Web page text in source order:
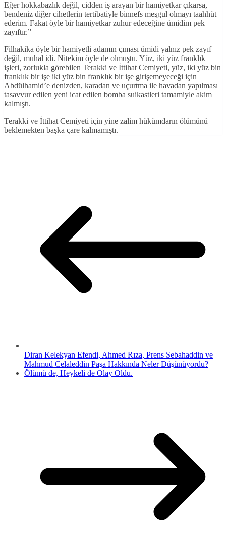
Eğer hokkabazlık değil, cidden iş arayan bir hamiyetkar çıkarsa,
bendeniz diğer cihetlerin tertibatiyle binnefs meşgul olmayı taahhüt
ederim. Fakat öyle bir hamiyetkar zuhur edeceğine ümidim pek
zayıftır.”
Filhakika öyle bir hamiyetli adamın çıması ümidi yalnız pek zayıf
değil, muhal idi. Nitekim öyle de olmuştu. Yüz, iki yüz franklık
işleri, zorlukla görebilen Terakki ve İttihat Cemiyeti, yüz, iki yüz bin
franklık bir işe iki yüz bin franklık bir işe girişemeyeceği için
Abdülhamid’e denizden, karadan ve uçurtma ile havadan yapılması
tasavvur edilen yeni icat edilen bomba suikastleri tamamiyle akim
kalmıştı.
Terakki ve İttihat Cemiyeti için yine zalim hükümdarın ölümünü
beklemekten başka çare kalmamıştı.
Diran Kelekyan Efendi, Ahmed Rıza, Prens Sebahaddin ve
Mahmud Celaleddin Paşa Hakkında Neler Düşünüyordu?
Ölümü de, Heykeli de Olay Oldu.